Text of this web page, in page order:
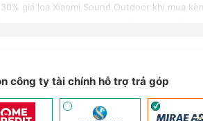
30% giá loa Xiaomi Sound Outdoor khi mua
tới 500.000đ khi thanh toán qua Homepaylater
công ty tài chính hỗ trợ trả góp